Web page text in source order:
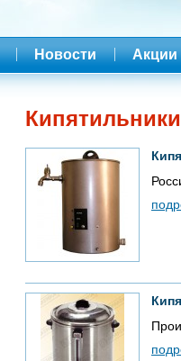
Новости Акции
Кипятильники